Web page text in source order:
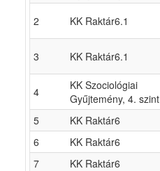
2 KK Raktár6.1
3 KK Raktár6.1
4
KK Szociológiai
Gyűjtemény, 4. szint
5 KK Raktár6
6
KK Raktár6
7
KK Raktár6